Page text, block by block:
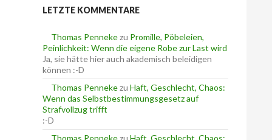
n
n
c
h
:
LETZTE KOMMENTARE
Thomas Pennekezu Promille, Pöbeleien,
Peinlichkeit: Wenn die eigene Robe zur Last wird
Ja, sie hätte hier auch akademisch beleidigen
können :-D
Thomas Pennekezu Haft, Geschlecht, Chaos:
Wenn das Selbstbestimmungsgesetz auf
Strafvollzug trifft
:-D
Thomas Pennekezu Haft, Geschlecht, Chaos: